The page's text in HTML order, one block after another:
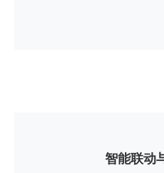
智能联动